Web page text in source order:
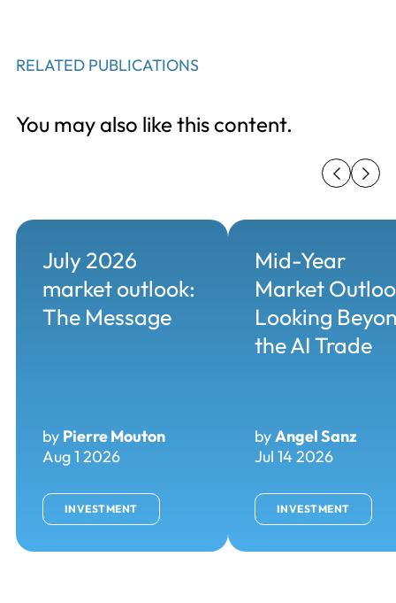
RELATED PUBLICATIONS
You may also like this content.
July 2026
market outlook:
The Message
by Pierre Mouton
Aug 1 2026
INVESTMENT
Mid-Year
Market
Looking
the AI Trade
byAngel Sanz
Jul 14 2026
INVESTMENT